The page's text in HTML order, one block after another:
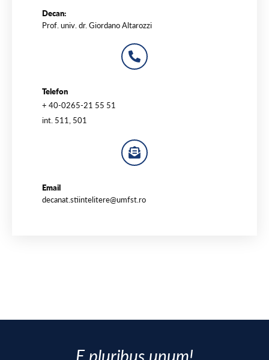
Decan:
Prof. univ. dr. Giordano Altarozzi
Telefon
+ 40-0265-21 55 51
int. 511, 501
Email
decanat.stiintelitere@umfst.ro